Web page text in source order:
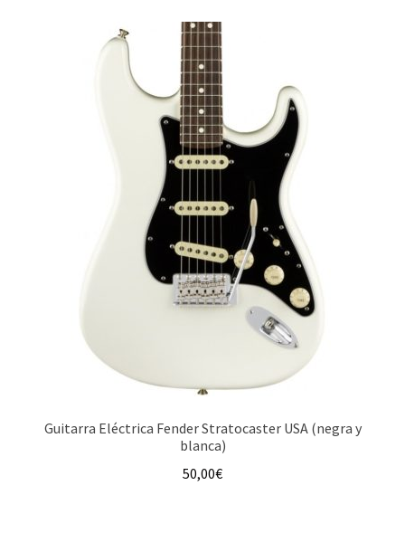
Guitarra Eléctrica Fender Stratocaster USA (negra y
blanca)
50,00€